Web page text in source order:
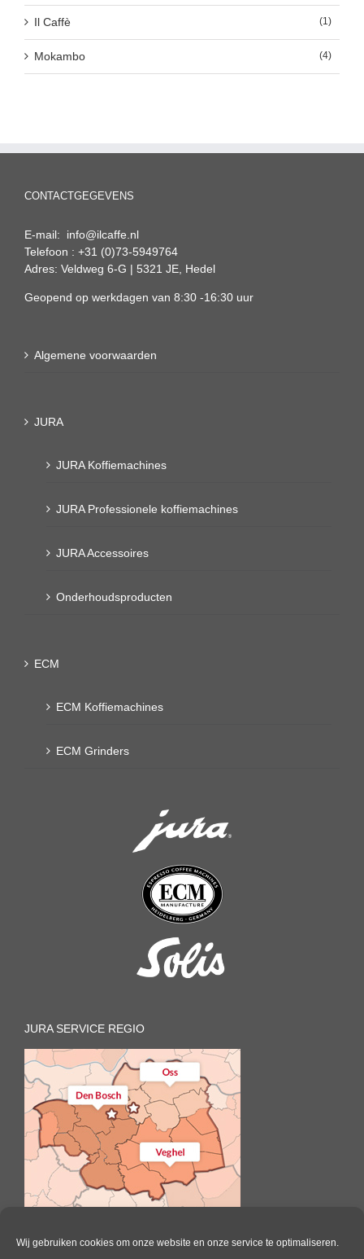
Wij gebruiken cookies om onze website en onze service te optimaliseren.
Il Caffè (1)
Mokambo (4)
CONTACTGEGEVENS
E-mail: info@ilcaffe.nl
Telefoon : +31 (0)73-5949764
Adres: Veldweg 6-G | 5321 JE, Hedel
Geopend op werkdagen van 8:30 -16:30 uur
Algemene voorwaarden
JURA
JURA Koffiemachines
JURA Professionele koffiemachines
JURA Accessoires
Onderhoudsproducten
ECM
ECM Koffiemachines
ECM Grinders
JURA SERVICE REGIO